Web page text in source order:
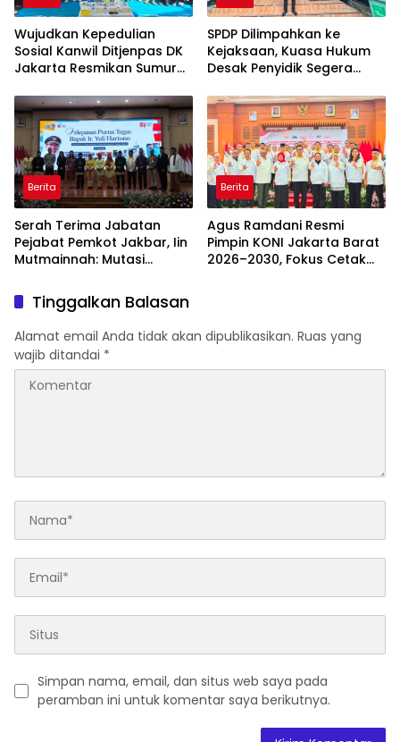
Wujudkan Kepedulian
Sosial Kanwil Ditjenpas DK
Jakarta Resmikan Sumur
SPDP Dilimpahkan ke
Kejaksaan, Kuasa Hukum
Desak Penyidik Segera
Pengeroyokan
Berita
Serah Terima Jabatan
Pejabat Pemkot Jakbar, Iin
Mutmainnah: Mutasi
untuk Perkuat Pelayanan
Publik
Berita
Agus Ramdani Resmi
Pimpin KONI Jakarta Barat
2026–2030, Fokus Cetak
Tinggalkan Balasan
Alamat email Anda tidak akan dipublikasikan. Ruas yang
wajib ditandai *
Simpan nama, email, dan situs web saya pada
peramban ini untuk komentar saya berikutnya.